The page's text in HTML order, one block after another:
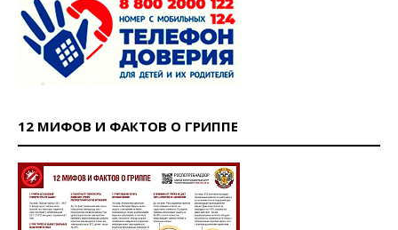
12 МИФОВ И ФАКТОВ О ГРИППЕ